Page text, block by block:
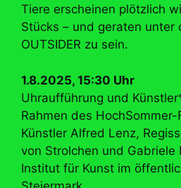
Tiere erscheinen plötzlich
Stücks – und geraten unter
OUTSIDER zu sein.
1.8.2025, 15:30 Uhr
Uhraufführung und
Rahmen des
Künstler Alfred Lenz,
von Strolchen und Gabriele
Institut für Kunst im